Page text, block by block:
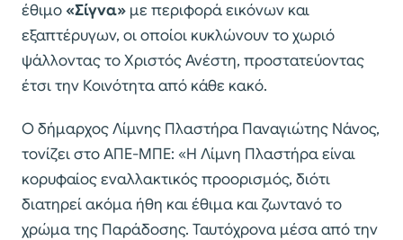
έθιμο«Σίγνα» με περιφορά εικόνων και
εξαπτέρυγων, οι οποίοι κυκλώνουν το χωριό
ψάλλοντας το Χριστός Ανέστη, προστατεύοντας
έτσι την Κοινότητα από κάθε κακό.
Ο δήμαρχος Λίμνης Πλαστήρα Παναγιώτης Νάνος,
τονίζει στο ΑΠΕ-ΜΠΕ: «Η Λίμνη Πλαστήρα είναι
κορυφαίος εναλλακτικός προορισμός, διότι
διατηρεί ακόμα ήθη και έθιμα και ζωντανό το
χρώμα της Παράδοσης. Ταυτόχρονα μέσα από την